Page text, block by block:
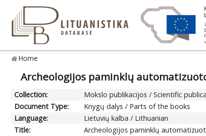
Home
Archeologijos paminklų
Collection:
Mokslo publikacijos / Scientific
Document Type:
Knygų dalys / Parts of the books
Language:
Lietuvių kalba / Lithuanian
Title:
Archeologijos paminklų